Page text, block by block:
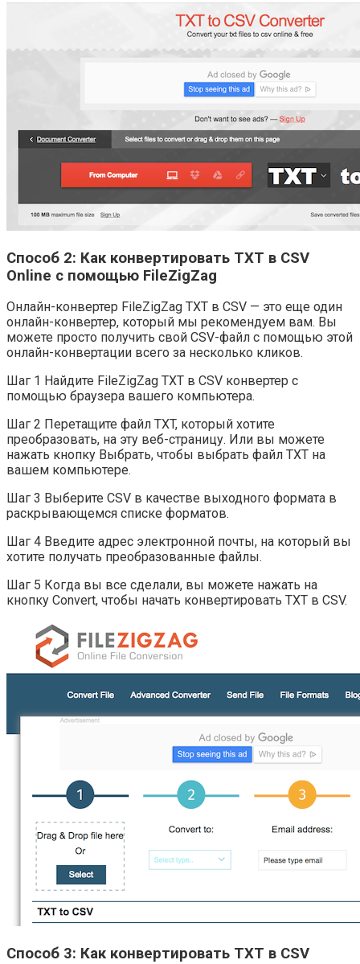
Способ 2: Как конвертировать TXT в CSV
Online с помощью FileZigZag
Онлайн-конвертер FileZigZag TXT в CSV — это еще один
онлайн-конвертер, который мы рекомендуем вам. Вы
можете просто получить свой CSV-файл с помощью этой
онлайн-конвертации всего за несколько кликов.
Шаг 1 Найдите FileZigZag TXT в CSV конвертер с
помощью браузера вашего компьютера.
Шаг 2 Перетащите файл TXT, который хотите
преобразовать, на эту веб-страницу. Или вы можете
нажать кнопку Выбрать, чтобы выбрать файл TXT на
вашем компьютере.
Шаг 3 Выберите CSV в качестве выходного формата в
раскрывающемся списке форматов.
Шаг 4 Введите адрес электронной почты, на который вы
хотите получать преобразованные файлы.
Шаг 5 Когда вы все сделали, вы можете нажать на
кнопку Convert, чтобы начать конвертировать TXT в CSV.
Способ 3: Как конвертировать TXT в CSV